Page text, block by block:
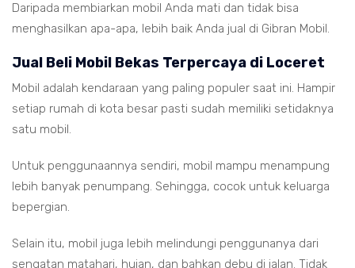
Daripada membiarkan mobil Anda mati dan tidak bisa
menghasilkan apa-apa, lebih baik Anda jual di Gibran Mobil.
Jual Beli Mobil Bekas Terpercaya di Loceret
Mobil adalah kendaraan yang paling populer saat ini. Hampir
setiap rumah di kota besar pasti sudah memiliki setidaknya
satu mobil.
Untuk penggunaannya sendiri, mobil mampu menampung
lebih banyak penumpang. Sehingga, cocok untuk keluarga
bepergian.
Selain itu, mobil juga lebih melindungi penggunanya dari
sengatan matahari, hujan, dan bahkan debu di jalan. Tidak